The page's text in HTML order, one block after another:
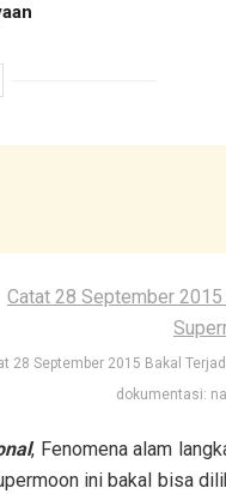
28 September 2015 Bakal
dokumentasi:
, Fenomena alam
ini bakal bisa